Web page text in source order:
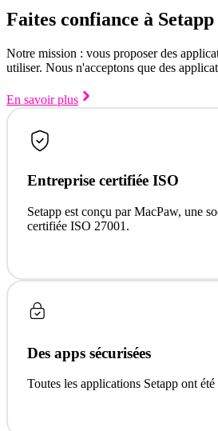
Faites confiance à Setapp
Notre mission : vous proposer des
utiliser. Nous n'acceptons que des
En savoir plus
Entreprise certifiée ISO
Setapp est conçu par MacPaw, une
certifiée ISO 27001.
Des apps sécurisées
Toutes les applications Setapp ont